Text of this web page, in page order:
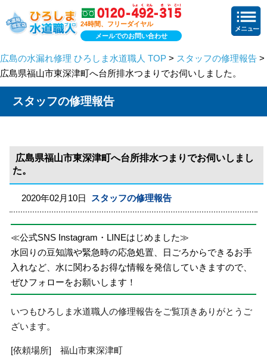
24時間、フリーダイヤル
メールでのお問い合わせ
広島の水漏れ修理 ひろしま水道職人 TOP > スタッフの修理報告 >
広島県福山市東深津町へ台所排水つまりでお伺いしました。
スタッフの修理報告
広島県福山市東深津町へ台所排水つまりでお伺いしまし
た。
2020年02月10日 スタッフの修理報告
≪公式SNS Instagram・LINEはじめました≫
水回りの豆知識や緊急時の応急処置、日ごろからできるお手
入れなど、水に関わるお得な情報を発信していきますので、
ぜひフォローをお願いします！
いつもひろしま水道職人の修理報告をご覧頂きありがとうご
ざいます。
[依頼場所] 福山市東深津町